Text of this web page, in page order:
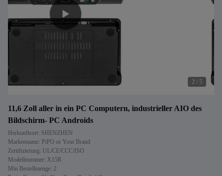
2 / 5
11,6 Zoll aller in ein PC Computern, industrieller AIO des
Bildschirm- PC Androids
Herkunftsort: SHENZHEN
Markenname: PiPO or Your Brand
Zertifizierung: UL/CE/CCC/ISO
Modellnummer: X15R
Min Bestellmenge: 2